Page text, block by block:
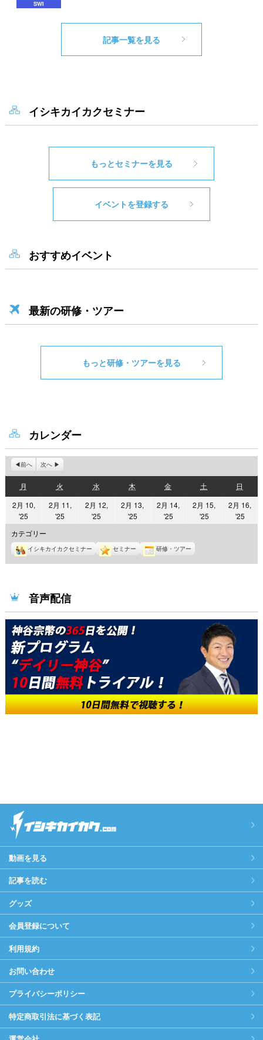
記事一覧を見る
イシキカイカクセミナー
もっとセミナーを見る
イベントを登録する
おすすめイベント
最新の研修・ツアー
もっと研修・ツアーを見る
カレンダー
前へ 次へ
月
曜
日
火
曜
日
水水
曜
日
木
曜
日
金金
曜
日
土
曜
日
日
曜
日
2月 10,
'25
年
2
月
10
2月 11,
'25
2
月
11
2月 12,
'25
2
月
12
2月 13,
'252025
2
月
13
2月 14,
'252025
2
月
14
2月 15,
'252025
15
2月 16,
'252025
16
カテゴリー
イシキカイカクセミナー セミナー 研修・ツアー
音声配信
動画を見る
記事を読む
グッズ
会員登録について
利用規約
お問い合わせ
プライバシーポリシー
特定商取引法に基づく表記